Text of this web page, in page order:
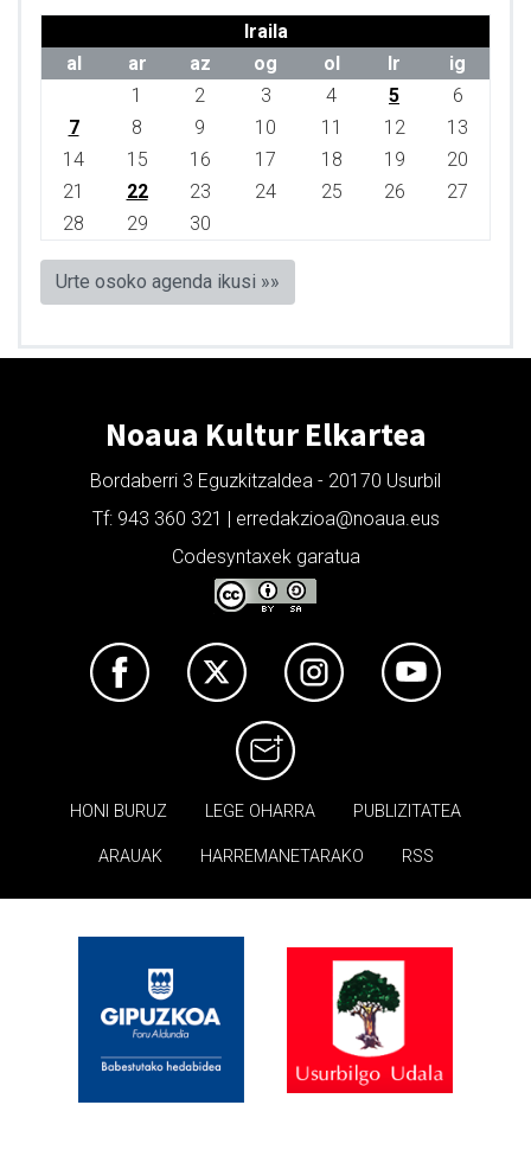
Iraila
al
ar az og ol lr
ig
1
2 3 4 5
6
7
8 9 10 11 12
13
14
15 16 17 18 19
20
21
22 23 24 25 26
27
28
29 30
Urte osoko agenda ikusi »»
Noaua Kultur Elkartea
Bordaberri 3 Eguzkitzaldea - 20170 Usurbil
Tf: 943 360 321 | erredakzioa@noaua.eus
Codesyntaxek garatua
HONI BURUZ LEGE OHARRA PUBLIZITATEA
ARAUAK HARREMANETARAKO RSS